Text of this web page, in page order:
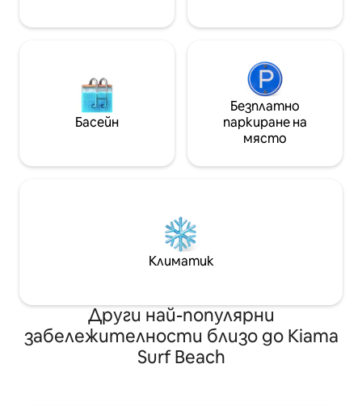
Басейн
Безплатно
паркиране на
място
Климатик
Други най-популярни
забележителности близо до Kiama
Surf Beach